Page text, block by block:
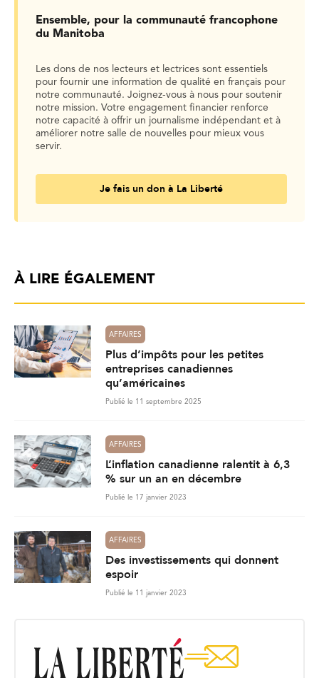
Ensemble, pour la communauté francophone
du Manitoba
Les dons de nos lecteurs et lectrices sont essentiels
pour fournir une information de qualité en français pour
notre communauté. Joignez-vous à nous pour soutenir
notre mission. Votre engagement financier renforce
notre capacité à offrir un journalisme indépendant et à
améliorer notre salle de nouvelles pour mieux vous
servir.
Je fais un don à La Liberté
À LIRE ÉGALEMENT
AFFAIRES
Plus d’impôts pour les petites
entreprises canadiennes
qu’américaines
Publié le 11 septembre 2025
AFFAIRES
L’inflation canadienne ralentit à 6,3
% sur un an en décembre
Publié le 17 janvier 2023
AFFAIRES
Des investissements qui donnent
espoir
Publié le 11 janvier 2023